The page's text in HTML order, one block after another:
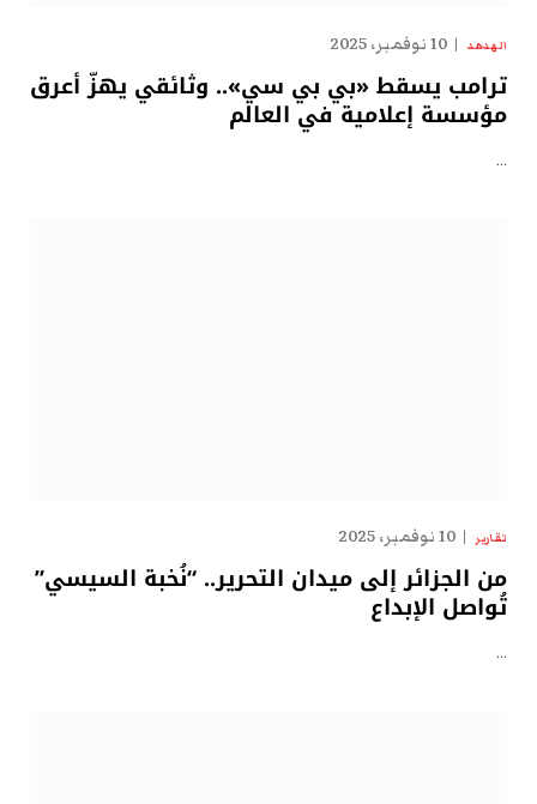
الهدهد 10 نوفمبر، 2025
ترامب يسقط «بي بي سي».. وثائقي يهزّ أعرق
مؤسسة إعلامية في العالم
…
تقارير 10 نوفمبر، 2025
من الجزائر إلى ميدان التحرير.. “نُخبة السيسي”
تُواصل الإبداع
…